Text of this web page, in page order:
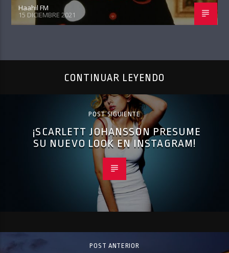
Haahil FM
15 DICIEMBRE 2021
CONTINUAR LEYENDO
POST SIGUIENTE
¡SCARLETT JOHANSSON PRESUME
SU NUEVO LOOK EN INSTAGRAM!
POST ANTERIOR